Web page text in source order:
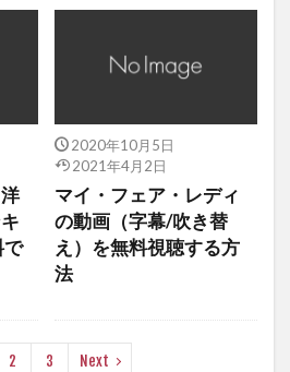
で
2020年10月5日
2021年4月2日
マイ・フェア・レディ
の動画（字幕/吹き替
え）を無料視聴する方
法
2 3 Next